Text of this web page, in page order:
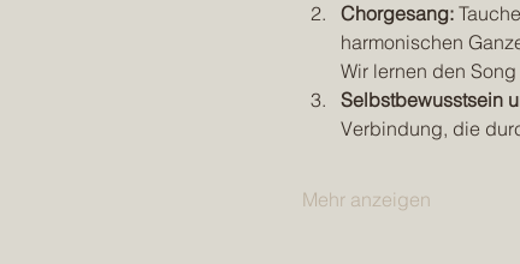
Chorgesang:
harmonischen
Wir lernen den
Selbstbewusstsein
Verbindung, die
Mehr anzeigen